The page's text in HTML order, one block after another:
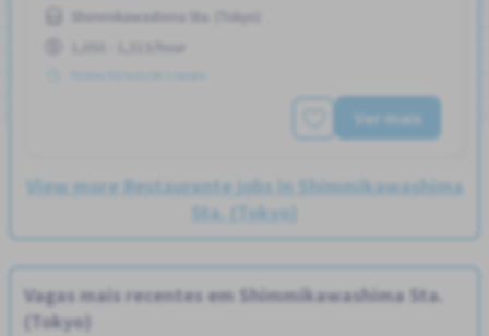
Shimmikawashima Sta. (Tokyo)
1,050 - 1,313/hour
Ver mais
View more Restaurante jobs in Shimmikawashima
Sta. (Tokyo)
Vagas mais recentes em Shimmikawashima Sta.
(Tokyo)